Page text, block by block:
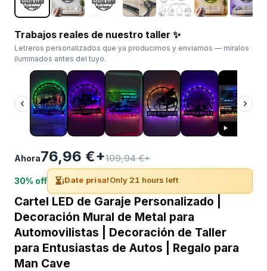
Trabajos reales de nuestro taller ✨
Letreros personalizados que ya producimos y enviamos — míralos
iluminados antes del tuyo.
‹ ›
Ahora76,96 €+109,94 €+
30% off ⏳¡Date prisa!Only 21 hours left
Cartel LED de Garaje Personalizado |
Decoración Mural de Metal para
Automovilistas | Decoración de Taller
para Entusiastas de Autos | Regalo para
Man Cave